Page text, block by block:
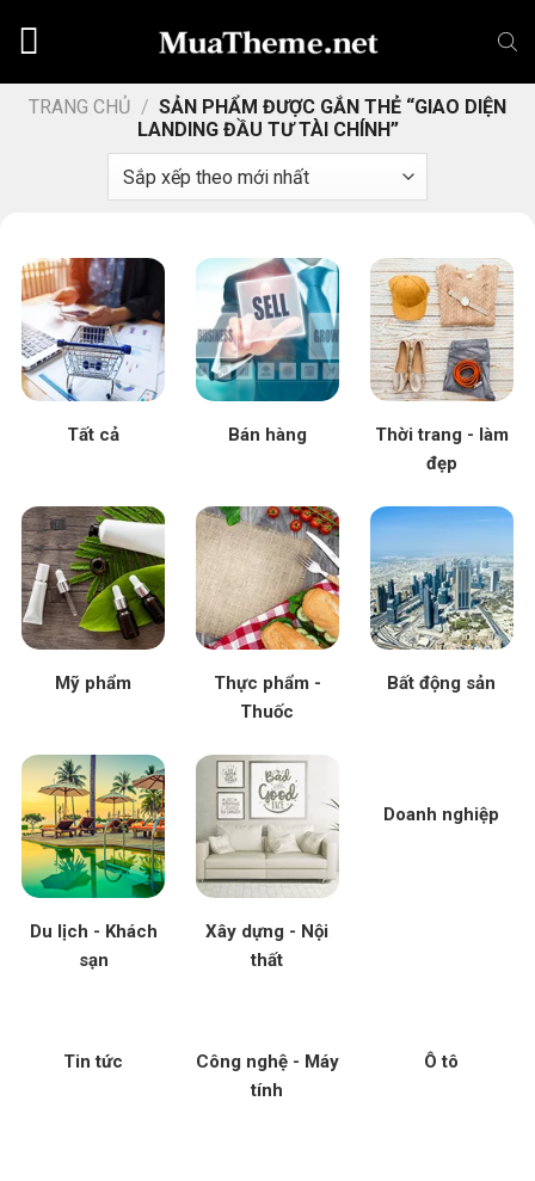
dungTRANG CHỦ / SẢN PHẨM ĐƯỢC GẮN THẺ “GIAO DIỆN
LANDING ĐẦU TƯ TÀI CHÍNH”
Tất cả Bán hàng
Thời trang - làm
đẹp
Mỹ phẩm
Thực phẩm -
Thuốc
Bất động sản
Du lịch - Khách
sạn
Xây dựng - Nội
thất
Doanh nghiệp
Tin tức
Công nghệ - Máy
tính
Ô tô